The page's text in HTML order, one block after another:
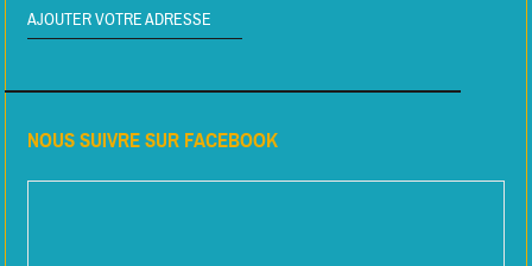
AJOUTER VOTRE ADRESSE
NOUS SUIVRE SUR FACEBOOK